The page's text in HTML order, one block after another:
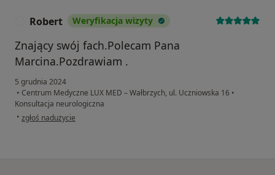
Robert Weryfikacja wizyty
Znający swój fach.Polecam Pana
Marcina.Pozdrawiam .
5 grudnia 2024
• Centrum Medyczne LUX MED – Wałbrzych, ul. Uczniowska 16 •
Konsultacja neurologiczna
• w opinii użytkownika Robert
zgłoś nadużycie